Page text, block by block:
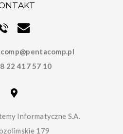
22 417 57 10
Informatyczne S.A.
179